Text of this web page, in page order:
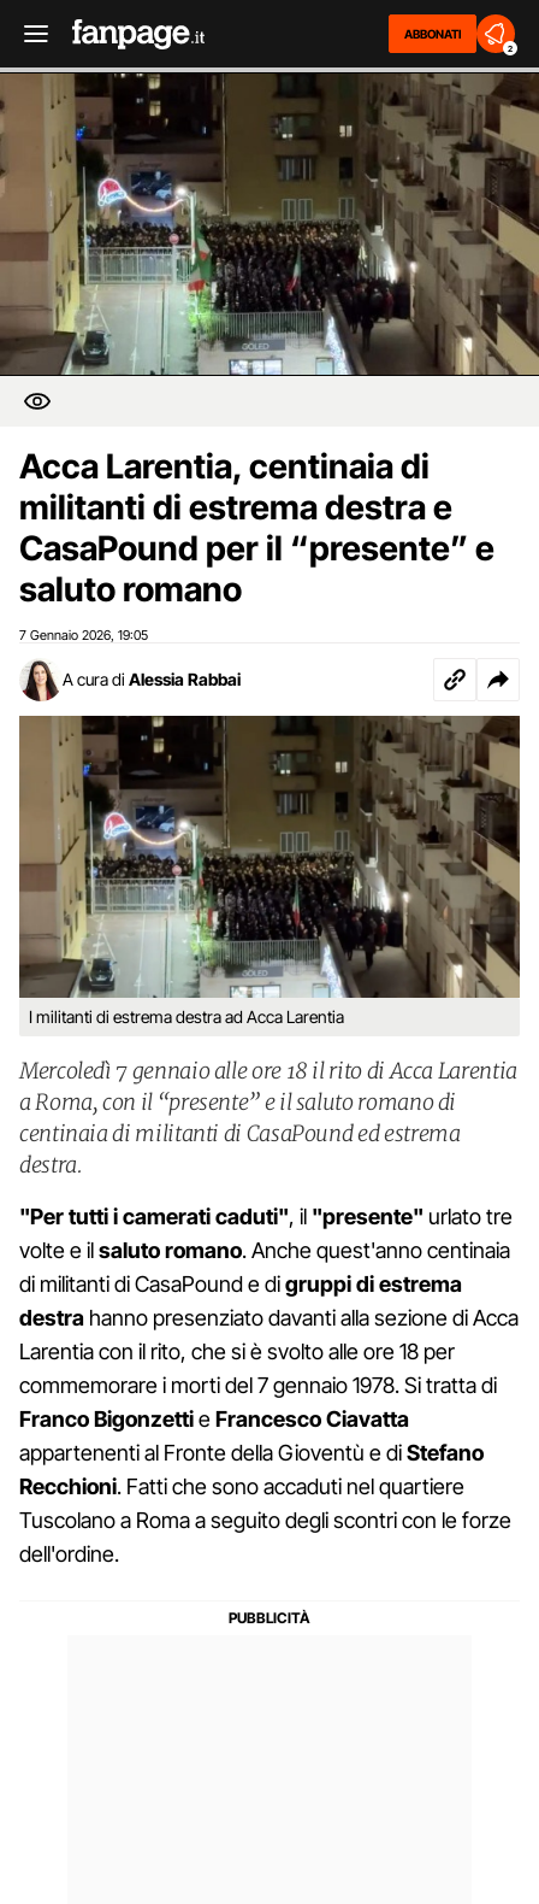
ABBONATI
2
Acca Larentia, centinaia di
militanti di estrema destra e
CasaPound per il “presente” e
saluto romano
7 Gennaio 2026 19:05
A cura di Alessia Rabbai
I militanti di estrema destra ad Acca Larentia
Mercoledì 7 gennaio alle ore 18 il rito di Acca Larentia
a Roma, con il “presente” e il saluto romano di
centinaia di militanti di CasaPound ed estrema
destra.
"Per tutti i camerati caduti", il "presente" urlato tre
volte e ilsaluto romano. Anche quest'anno centinaia
di militanti di CasaPound e digruppi di estrema
destra hanno presenziato davanti alla sezione di Acca
Larentia con il rito, che si è svolto alle ore 18 per
commemorare i morti del 7 gennaio 1978. Si tratta di
Franco BigonzettieFrancesco Ciavatta
appartenenti al Fronte della Gioventù e diStefano
Recchioni. Fatti che sono accaduti nel quartiere
Tuscolano a Roma a seguito degli scontri con le forze
dell'ordine.